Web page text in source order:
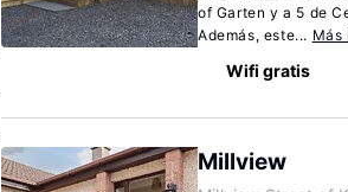
of Garten y a 5 de
Además, este... Más
Wifi gratis
Millview